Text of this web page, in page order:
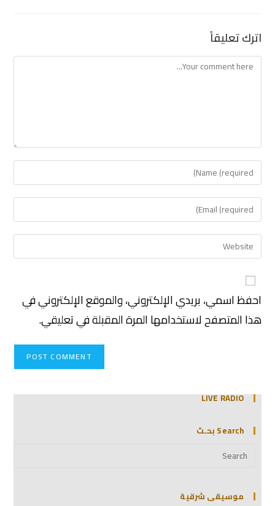
اترك تعليقاً
احفظ اسمي، بريدي الإلكتروني، والموقع الإلكتروني في
هذا المتصفح لاستخدامها المرة المقبلة في تعليقي.
LIVE RADIO
Search بحـث
موسيقى شرقية